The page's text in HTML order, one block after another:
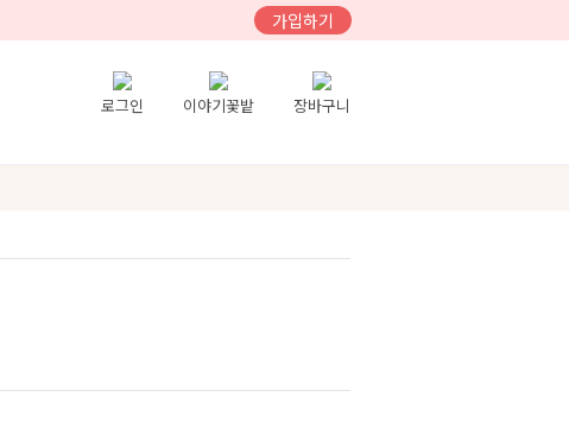
가입하기
로그인 이야기꽃밭 장바구니